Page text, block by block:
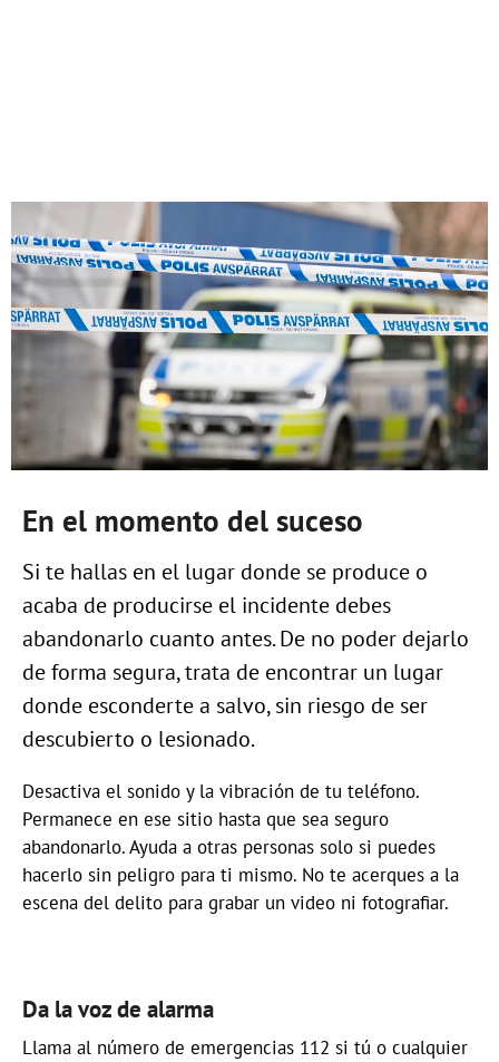
En el momento del suceso
Si te hallas en el lugar donde se produce o
acaba de producirse el incidente debes
abandonarlo cuanto antes. De no poder dejarlo
de forma segura, trata de encontrar un lugar
donde esconderte a salvo, sin riesgo de ser
descubierto o lesionado.
Desactiva el sonido y la vibración de tu teléfono.
Permanece en ese sitio hasta que sea seguro
abandonarlo. Ayuda a otras personas solo si puedes
hacerlo sin peligro para ti mismo. No te acerques a la
escena del delito para grabar un video ni fotografiar.
Da la voz de alarma
Llama al número de emergencias 112 si tú o cualquier